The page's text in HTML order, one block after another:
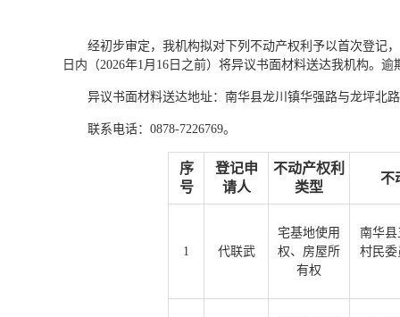
经初步审定，我机构拟对下列不动产权利予以首次登记
日内（2026年1月16日之前）将异议书面材料送达我机构。
异议书面材料送达地址：南华县龙川镇华强路与龙坪北
联系电话：0878-7226769。
序
号
登记申
请人
不动产权利
类型
不
1 代联武
宅基地使用
权、房屋所
有权
南华
村民